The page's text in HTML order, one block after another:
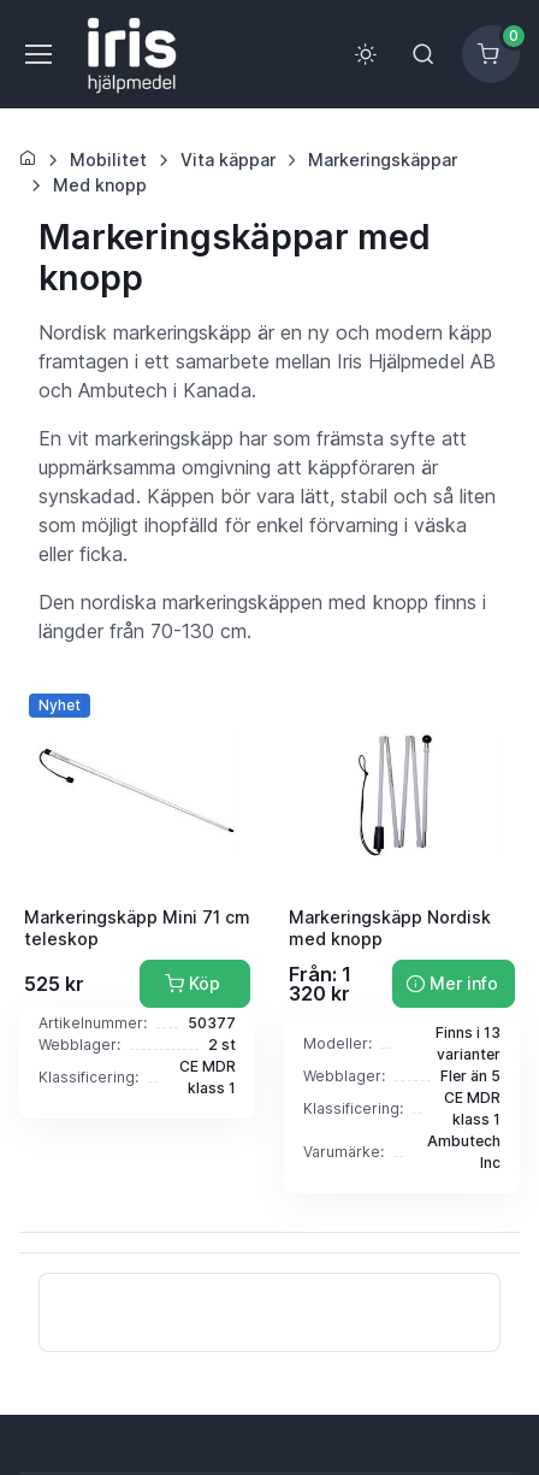
0
Mobilitet Vita käppar
Markeringskäppar
Med knopp
Markeringskäppar med
knopp
Nordisk markeringskäpp är en ny och modern käpp
framtagen i ett samarbete mellan Iris Hjälpmedel AB
och Ambutech i Kanada.
En vit markeringskäpp har som främsta syfte att
uppmärksamma omgivning att käppföraren är
synskadad. Käppen bör vara lätt, stabil och så liten
som möjligt ihopfälld för enkel förvarning i väska
eller ficka.
Den nordiska markeringskäppen med knopp finns i
längder från 70-130 cm.
Nyhet
Markeringskäpp Mini 71 cm
teleskop
525 kr Köp
Artikelnummer:
50377
Webblager:
2 st
Klassificering:
CE MDR
klass 1
Markeringskäpp Nordisk
med knopp
Från: 1
320 kr
Mer info
Modeller:
Finns i 13
varianter
Webblager:
Fler än 5
Klassificering:
CE MDR
klass 1
Varumärke:
Ambutech
Inc